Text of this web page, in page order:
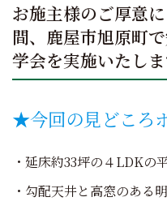
お施主様のご厚意
間、鹿屋市旭原町
学会を実施いたしま
★今回の見どころ
・延床約33坪の４LDKの
・勾配天井と高窓のある